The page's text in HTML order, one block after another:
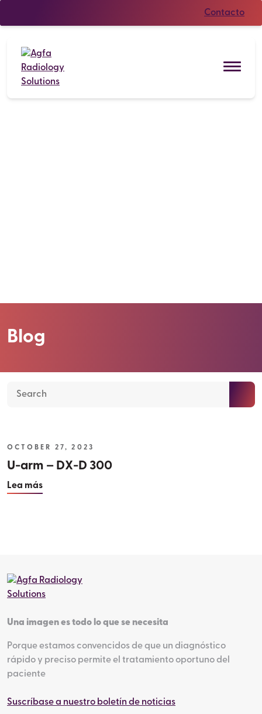
Contacto
Blog
OCTOBER 27, 2023
U-arm – DX-D 300
Lea más
Una imagen es todo lo que se necesita
Porque estamos convencidos de que un diagnóstico
rápido y preciso permite el tratamiento oportuno del
paciente
Suscríbase a nuestro boletín de noticias